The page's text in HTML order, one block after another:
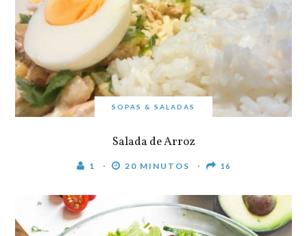
SOPAS & SALADAS
Salada de Arroz
1 20 MINUTOS 16